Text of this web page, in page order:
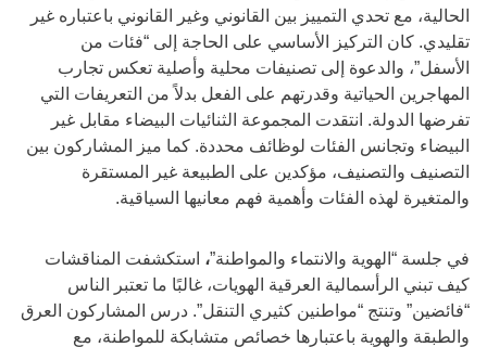
الحالية، مع تحدي التمييز بين القانوني وغير القانوني باعتباره غير
تقليدي. كان التركيز الأساسي على الحاجة إلى “فئات من
الأسفل”، والدعوة إلى تصنيفات محلية وأصلية تعكس تجارب
المهاجرين الحياتية وقدرتهم على الفعل بدلاً من التعريفات التي
تفرضها الدولة. انتقدت المجموعة الثنائيات البيضاء مقابل غير
البيضاء وتجانس الفئات لوظائف محددة. كما ميز المشاركون بين
التصنيف والتصنيف، مؤكدين على الطبيعة غير المستقرة
والمتغيرة لهذه الفئات وأهمية فهم معانيها السياقية.
في جلسة “الهوية والانتماء والمواطنة”، استكشفت المناقشات
كيف تبني الرأسمالية العرقية الهويات، غالبًا ما تعتبر الناس
“فائضين” وتنتج “مواطنين كثيري التنقل”. درس المشاركون العرق
والطبقة والهوية باعتبارها خصائص متشابكة للمواطنة، مع